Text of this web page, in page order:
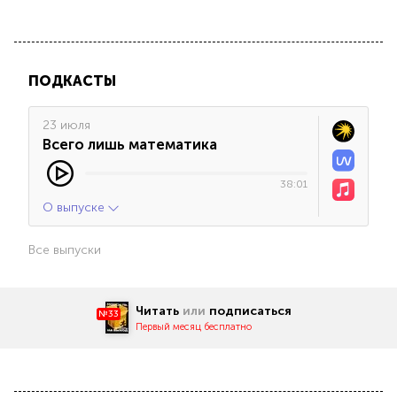
ПОДКАСТЫ
23 июля
Всего лишь математика
38:01
О выпуске
Все выпуски
№33 Читать или подписаться
Первый месяц бесплатно